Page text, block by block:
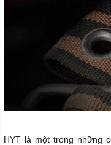
HYT là một trong những